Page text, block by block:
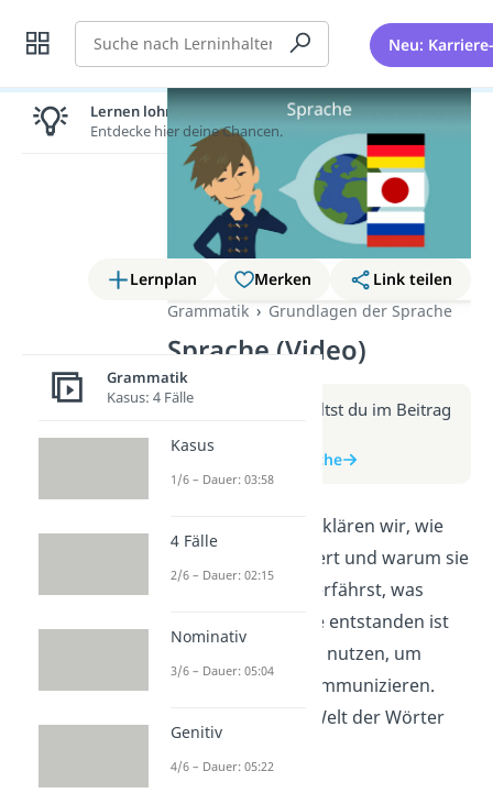
Suche Neu:
Lernplan Merken
Link teilen
Grammatik
Grundlagen der Sprache
Sprache (Video)
Weitere Infos erhältst du im Beitrag
zum Video
zum Beitrag: Sprache
In diesem Video erklären wir, wie
Sprache funktioniert und warum sie
so wichtig ist. Du erfährst, was
Sprache ist, wie sie entstanden ist
und warum wir sie nutzen, um
miteinander zu kommunizieren.
Tauche ein in die Welt der Wörter
Lernen lohnt sich!
Entdecke hier deine Chancen.
Grammatik
Kasus: 4 Fälle
Kasus
1/6 – Dauer: 03:58
4 Fälle
2/6 – Dauer: 02:15
Nominativ
3/6 – Dauer: 05:04
Genitiv
4/6 – Dauer: 05:22